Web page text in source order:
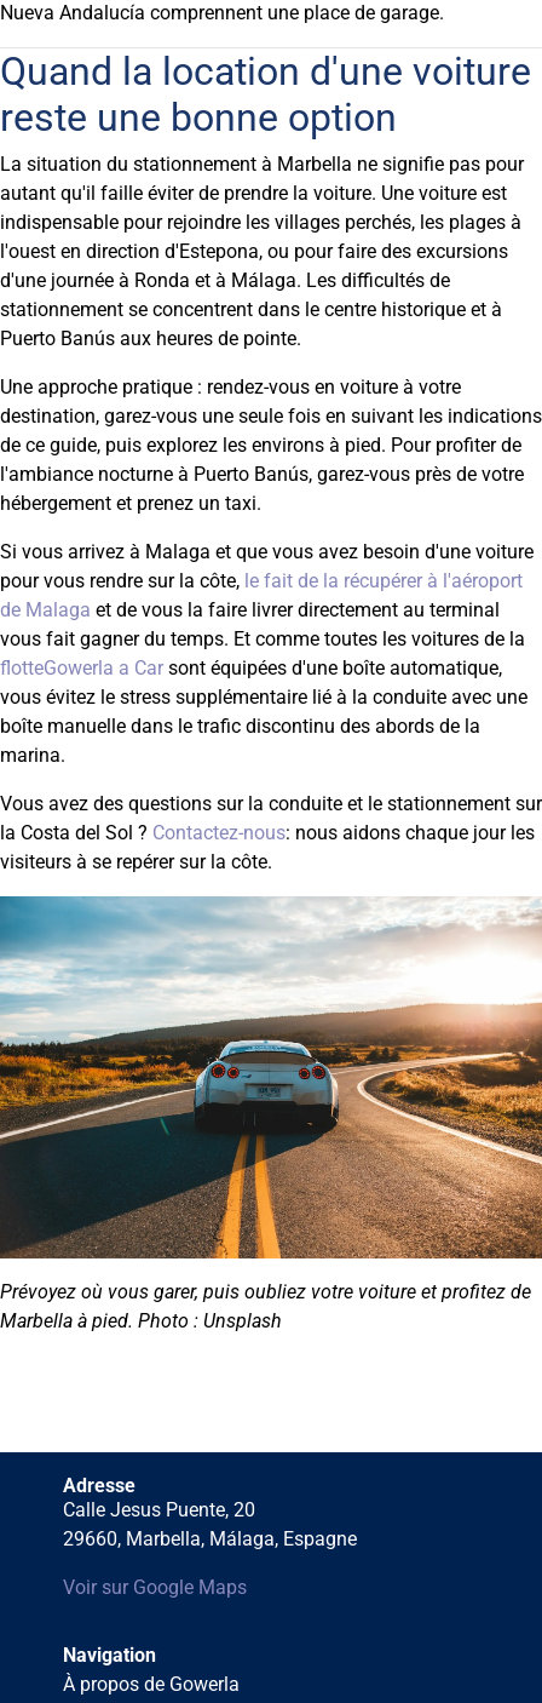
Nueva Andalucía comprennent une place de garage.
Quand la location d'une voiture
reste une bonne option
La situation du stationnement à Marbella ne signifie pas pour
autant qu'il faille éviter de prendre la voiture. Une voiture est
indispensable pour rejoindre les villages perchés, les plages à
l'ouest en direction d'Estepona, ou pour faire des excursions
d'une journée à Ronda et à Málaga. Les difficultés de
stationnement se concentrent dans le centre historique et à
Puerto Banús aux heures de pointe.
Une approche pratique : rendez-vous en voiture à votre
destination, garez-vous une seule fois en suivant les indications
de ce guide, puis explorez les environs à pied. Pour profiter de
l'ambiance nocturne à Puerto Banús, garez-vous près de votre
hébergement et prenez un taxi.
Si vous arrivez à Malaga et que vous avez besoin d'une voiture
pour vous rendre sur la côte, le fait de la récupérer à l'aéroport
de Malaga et de vous la faire livrer directement au terminal
vous fait gagner du temps. Et comme toutes les voitures de la
flotteGowerla a Car sont équipées d'une boîte automatique,
vous évitez le stress supplémentaire lié à la conduite avec une
boîte manuelle dans le trafic discontinu des abords de la
marina.
Vous avez des questions sur la conduite et le stationnement sur
la Costa del Sol ? Contactez-nous: nous aidons chaque jour les
visiteurs à se repérer sur la côte.
Prévoyez où vous garer, puis oubliez votre voiture et profitez de
Marbella à pied. Photo : Unsplash
Adresse
Calle Jesus Puente, 20
29660, Marbella, Málaga, Espagne
Voir sur Google Maps
Navigation
À propos de Gowerla